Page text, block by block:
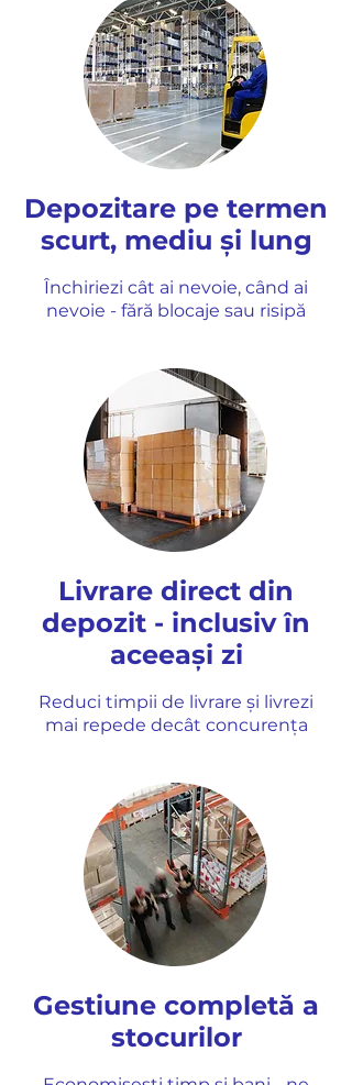
Depozitare pe termen
scurt, mediu și lung
Închiriezi cât ai nevoie, când ai
nevoie - fără blocaje sau risipă
Livrare direct din
depozit - inclusiv în
aceeași zi
Reduci timpii de livrare și livrezi
mai repede decât concurența
Gestiune completă a
stocurilor